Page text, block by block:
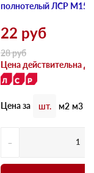
полнотелый ЛСР
22 руб
28руб
Цена действительна
Цена за шт. м2 м3
-